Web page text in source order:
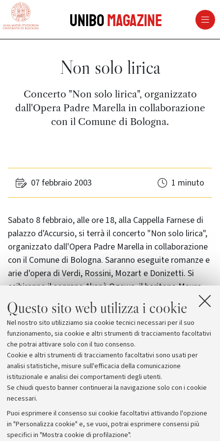
Questo sito web utilizza i cookie
Nel nostro sito utilizziamo sia cookie tecnici necessari per il suo
funzionamento, sia cookie e altri strumenti di tracciamento facoltativi
che potrai attivare solo con il tuo consenso.
Cookie e altri strumenti di tracciamento facoltativi sono usati per
analisi statistiche, misure sull'efficacia della comunicazione
istituzionale e analisi dei comportamenti degli utenti.
Se chiudi questo banner continuerai la navigazione solo con i cookie
necessari.
Puoi esprimere il consenso sui cookie facoltativi attivando l'opzione
in "Personalizza cookie" e, se vuoi, potrai esprimere consensi più
specifici in "Mostra cookie di profilazione".
vai al contenuto della pagina
UniboMagazine
Non solo lirica
Concerto "Non solo lirica", organizzato
dall'Opera Padre Marella in collaborazione
con il Comune di Bologna.
07 febbraio 2003 1 minuto
Sabato 8 febbraio, alle ore 18, alla Cappella Farnese di
palazzo d'Accursio, si terrà il concerto "Non solo lirica",
organizzato dall'Opera Padre Marella in collaborazione
con il Comune di Bologna. Saranno eseguite romanze e
arie d'opera di Verdi, Rossini, Mozart e Donizetti. Si
esibiranno il soprano Akanè Ogawa, il baritono Mauro
Marchetto, il baritono Loris Bertolo. La presentazione
del concerto è affidata al baritono Tiziano Tomassone,
mentre i maestri accompagnatori sono i baritoni Marco
Belluzzi e Andrea Leo. Il concerto è ad ingresso libero
fino ad esaurimento dei posti.
Archivio
Comunicati stampa